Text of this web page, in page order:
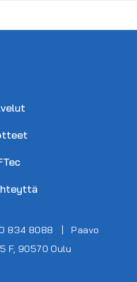
834 8088 |Paavo
F, 90570 Oulu